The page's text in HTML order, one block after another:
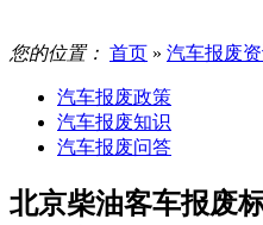
您的位置： 首页 » 汽车报废
汽车报废政策
汽车报废知识
汽车报废问答
北京柴油客车报废